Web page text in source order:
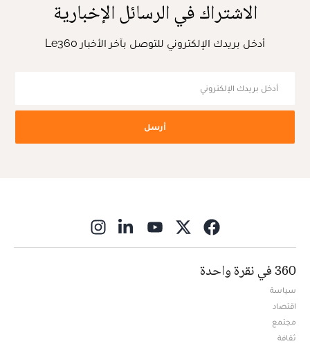
الاشتراك في الرسائل الإخبارية
أدخل بريدك الإلكتروني للتوصل بآخر الأخبار Le360
أرسل
360 في نقرة واحدة
سياسة
اقتصاد
مجتمع
ثقافة